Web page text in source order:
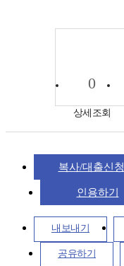
0
상세조회
복사/대출신청
인용하기
내보내기
공유하기